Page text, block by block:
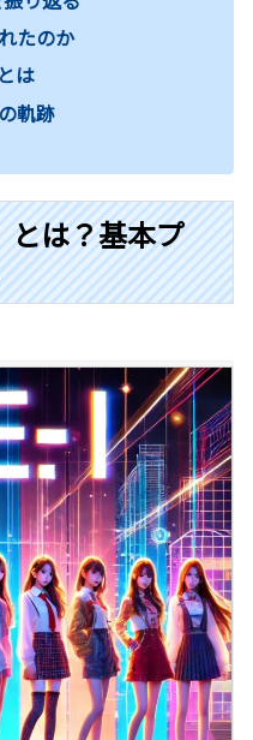
たのか
は
軌跡
とは？基本プ